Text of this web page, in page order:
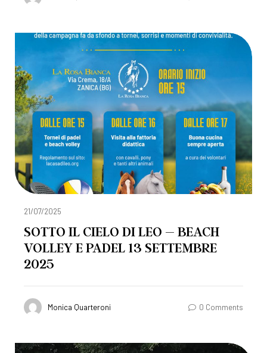
21/07/2025
SOTTO IL CIELO DI LEO – BEACH
VOLLEY E PADEL 13 SETTEMBRE
2025
Monica Quarteroni 0 Comments